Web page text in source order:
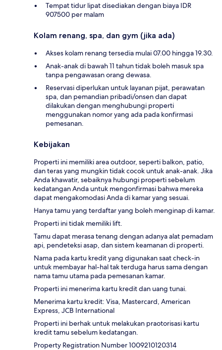
Tempat tidur lipat disediakan dengan biaya IDR
907500 per malam
Kolam renang, spa, dan gym (jika ada)
Akses kolam renang tersedia mulai 07.00 hingga 19.30.
Anak-anak di bawah 11 tahun tidak boleh masuk spa
tanpa pengawasan orang dewasa.
Reservasi diperlukan untuk layanan pijat, perawatan
spa, dan pemandian pribadi/onsen dan dapat
dilakukan dengan menghubungi properti
menggunakan nomor yang ada pada konfirmasi
pemesanan.
Kebijakan
Properti ini memiliki area outdoor, seperti balkon, patio,
dan teras yang mungkin tidak cocok untuk anak-anak. Jika
Anda khawatir, sebaiknya hubungi properti sebelum
kedatangan Anda untuk mengonfirmasi bahwa mereka
dapat mengakomodasi Anda di kamar yang sesuai.
Hanya tamu yang terdaftar yang boleh menginap di kamar.
Properti ini tidak memiliki lift.
Tamu dapat merasa tenang dengan adanya alat pemadam
api, pendeteksi asap, dan sistem keamanan di properti.
Nama pada kartu kredit yang digunakan saat check-in
untuk membayar hal-hal tak terduga harus sama dengan
nama tamu utama pada pemesanan kamar.
Properti ini menerima kartu kredit dan uang tunai.
Menerima kartu kredit: Visa, Mastercard, American
Express, JCB International
Properti ini berhak untuk melakukan praotorisasi kartu
kredit tamu sebelum kedatangan.
Property Registration Number 1009210120314